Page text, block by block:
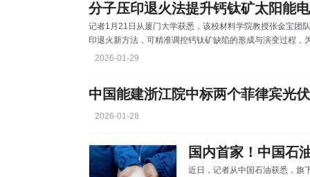
分子压印退火法提升钙钛矿太阳能
记者1月21日从厦门大学获悉，该校材料学院教授张金宝团
印退火新方法，可精准调控钙钛矿缺陷的形成与演变过程
研究成果近日发表于国际期刊《科学》。 钙钛矿太阳能
2026-01-29
中国能建浙江院中标两个菲律宾光
2026-01-28
近日，记者从中国石油获悉，旗